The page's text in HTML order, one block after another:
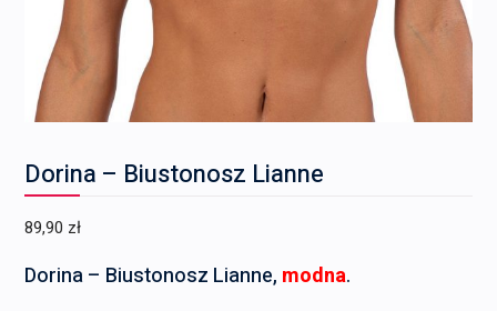
Dorina – Biustonosz Lianne
89,90 zł
Dorina – Biustonosz Lianne, modna.